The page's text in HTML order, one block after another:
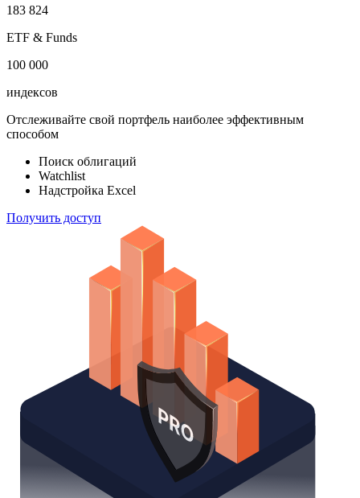
183 824
ETF & Funds
100 000
индексов
Отслеживайте свой портфель наиболее эффективным
способом
Поиск облигаций
Watchlist
Надстройка Excel
Получить доступ